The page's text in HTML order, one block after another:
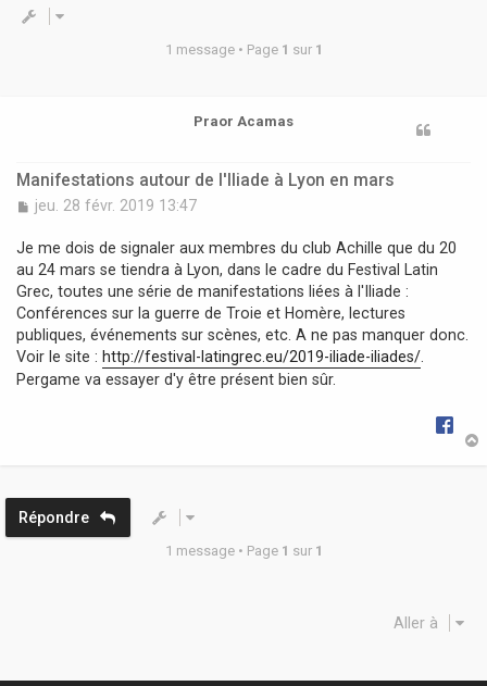
1 message • Page 1 sur 1
Praor Acamas
Manifestations autour de l'Iliade à Lyon en mars
M
s
a
g
e
jeu. 28 févr. 2019 13:47
Je me dois de signaler aux membres du club Achille que du 20
au 24 mars se tiendra à Lyon, dans le cadre du Festival Latin
Grec, toutes une série de manifestations liées à l'Iliade :
Conférences sur la guerre de Troie et Homère, lectures
publiques, événements sur scènes, etc. A ne pas manquer donc.
Voir le site : http://festival-latingrec.eu/2019-iliade-iliades/
Pergame va essayer d'y être présent bien sûr.
Répondre
1 message • Page 1 sur 1
Aller à